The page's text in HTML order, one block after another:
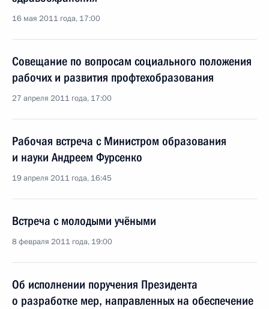
16 мая 2011 года, 17:00
Совещание по вопросам социального положения
рабочих и развития профтехобразования
27 апреля 2011 года, 17:00
Рабочая встреча с Министром образования
и науки Андреем Фурсенко
19 апреля 2011 года, 16:45
Встреча с молодыми учёными
8 февраля 2011 года, 19:00
Об исполнении поручения Президента
о разработке мер, направленных на обеспечение